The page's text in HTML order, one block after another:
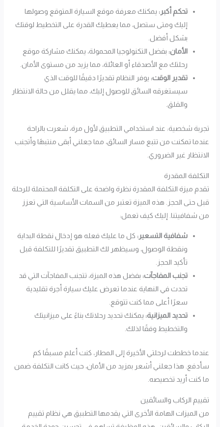
تحكم أكبر: يمكنك معرفة موقع السيارة المتوقع وصولها
إليك ومتى ستصل، مما يعطيك القدرة على التخطيط لوقتك
بشكل أفضل.
الأمان: بفضل التكنولوجيا المحمولة، يمكنك مشاركة موقع
رحلتك مع الأصدقاء أو العائلة، مما يزيد من مستوى الأمان.
تقدير الوقت: يوفر النظام تقديرًا دقيقًا للوقت الذي
سيستغرقه السائق للوصول إليك، مما يقلل من حالة الانتظار
والقلق.
تجربة شخصية: عند استخدامي التطبيق لأول مرة، شعرت بالراحة
عندما تمكنت من تتبع مسار السائق، مما جعلني أبقى منتبهًا وأتجنب
الانتظار غير الضروري.
التكلفة المقدرة
تقدم ميزة التكلفة المقدرة نظرة واضحة على التكلفة المحتملة للرحلة
قبل حتى الحجز. هذه الميزة تعتبر من السمات الأساسية التي تعزز
من شفافيتنا. إليك كيف تعمل:
شفافية التسعير: كل ما عليك فعله هو إدخال نقطة البداية
ونقطة الوصول، وسيظهر لك التطبيق تقديرًا للتكلفة قبل
تأكيد الحجز.
تجنب المفاجآت: بفضل هذه الميزة، تتجنب المفاجآت التي قد
تحدث في النهاية عندما تعرض عليك سيارة أجرة تقليدية
سعرًا أعلى مما كنت تتوقع.
تحديد الميزانية: يمكنك تحديد رحلاتك بناءً على ميزانيتك
والتخطيط وفقًا لذلك.
عندما خططت لرحلتي الأخيرة إلى المطار، كنت أعلم مسبقًا كم
سأدفع. هذا جعلني أشعر بمزيد من الأمان، حيث كانت التكلفة ضمن
ما كنت أريد تخصيصه.
تقييم الركاب والسائقين
من الميزات الهامة الأخرى التي يقدمها التطبيق هي نظام تقييم